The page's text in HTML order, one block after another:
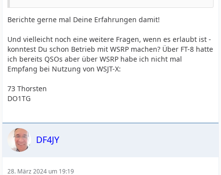
Berichte gerne mal Deine Erfahrungen damit!
Und vielleicht noch eine weitere Fragen, wenn es erlaubt ist -
konntest Du schon Betrieb mit WSRP machen? Über FT-8 hatte
ich bereits QSOs aber über WSRP habe ich nicht mal
Empfang bei Nutzung von WSJT-X:
73 Thorsten
DO1TG
DF4JY
28. März 2024 um 19:19